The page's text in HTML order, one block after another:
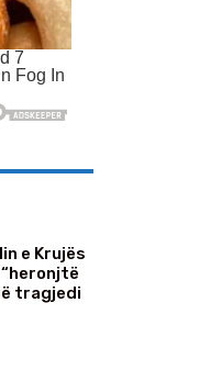
e Krujës
tragjedi